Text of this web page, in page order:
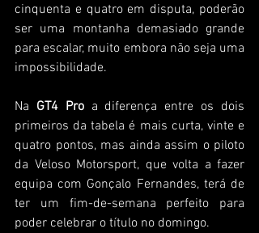
cinquenta e quatro em disputa, poderão
ser uma montanha demasiado grande
para escalar, muito embora não seja uma
impossibilidade.
Na GT4 Pro a diferença entre os dois
primeiros da tabela é mais curta, vinte e
quatro pontos, mas ainda assim o piloto
da Veloso Motorsport, que volta a fazer
equipa com Gonçalo Fernandes, terá de
ter um fim-de-semana perfeito para
poder celebrar o título no domingo.